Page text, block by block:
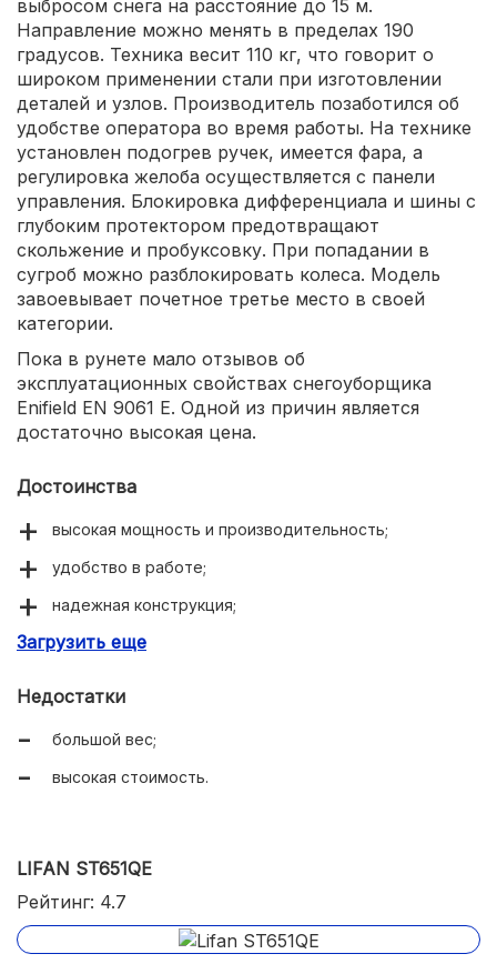
выбросом снега на расстояние до 15 м.
Направление можно менять в пределах 190
градусов. Техника весит 110 кг, что говорит о
широком применении стали при изготовлении
деталей и узлов. Производитель позаботился об
удобстве оператора во время работы. На технике
установлен подогрев ручек, имеется фара, а
регулировка желоба осуществляется с панели
управления. Блокировка дифференциала и шины с
глубоким протектором предотвращают
скольжение и пробуксовку. При попадании в
сугроб можно разблокировать колеса. Модель
завоевывает почетное третье место в своей
категории.
Пока в рунете мало отзывов об
эксплуатационных свойствах снегоуборщика
Enifield EN 9061 E. Одной из причин является
достаточно высокая цена.
Достоинства
высокая мощность и производительность;
удобство в работе;
надежная конструкция;
2-летняя гарантия.
Загрузить еще
Недостатки
большой вес;
высокая стоимость.
LIFAN ST651QE
Рейтинг: 4.7